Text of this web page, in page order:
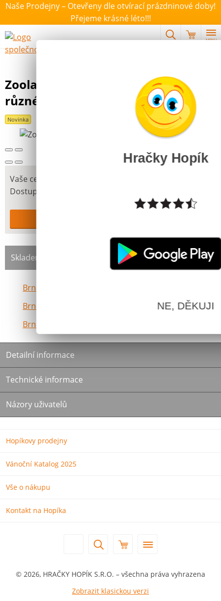
Naše Prodejny – Otevřeny dle otvírací prázdninové doby!
Přejeme krásné léto!!!
MENU
Zoolandia mořská zvířátka 8-15cm
různé druhy
Novinka
Vaše cena
Dostupnost
Skladem na prodejně:
Brno Vinohrady
Brno Lesná
Brno Bystrc
Detailní informace
Technické informace
Názory uživatelů
Hopíkovy prodejny
Vánoční Katalog 2025
Vše o nákupu
Kontakt na Hopíka
© 2026, HRAČKY HOPÍK S.R.O. – všechna práva vyhrazena
Zobrazit klasickou verzi
Hračky Hopík
NE, DĚKUJI